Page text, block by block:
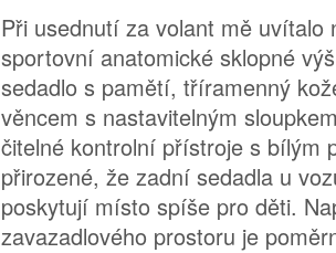
Při usednutí za volant mě uvítalo
sportovní anatomické sklopné
sedadlo s pamětí, tříramenný
věncem s nastavitelným
čitelné kontrolní přístroje s bílým
přirozené, že zadní sedadla u
poskytují místo spíše pro děti.
zavazadlového prostoru je